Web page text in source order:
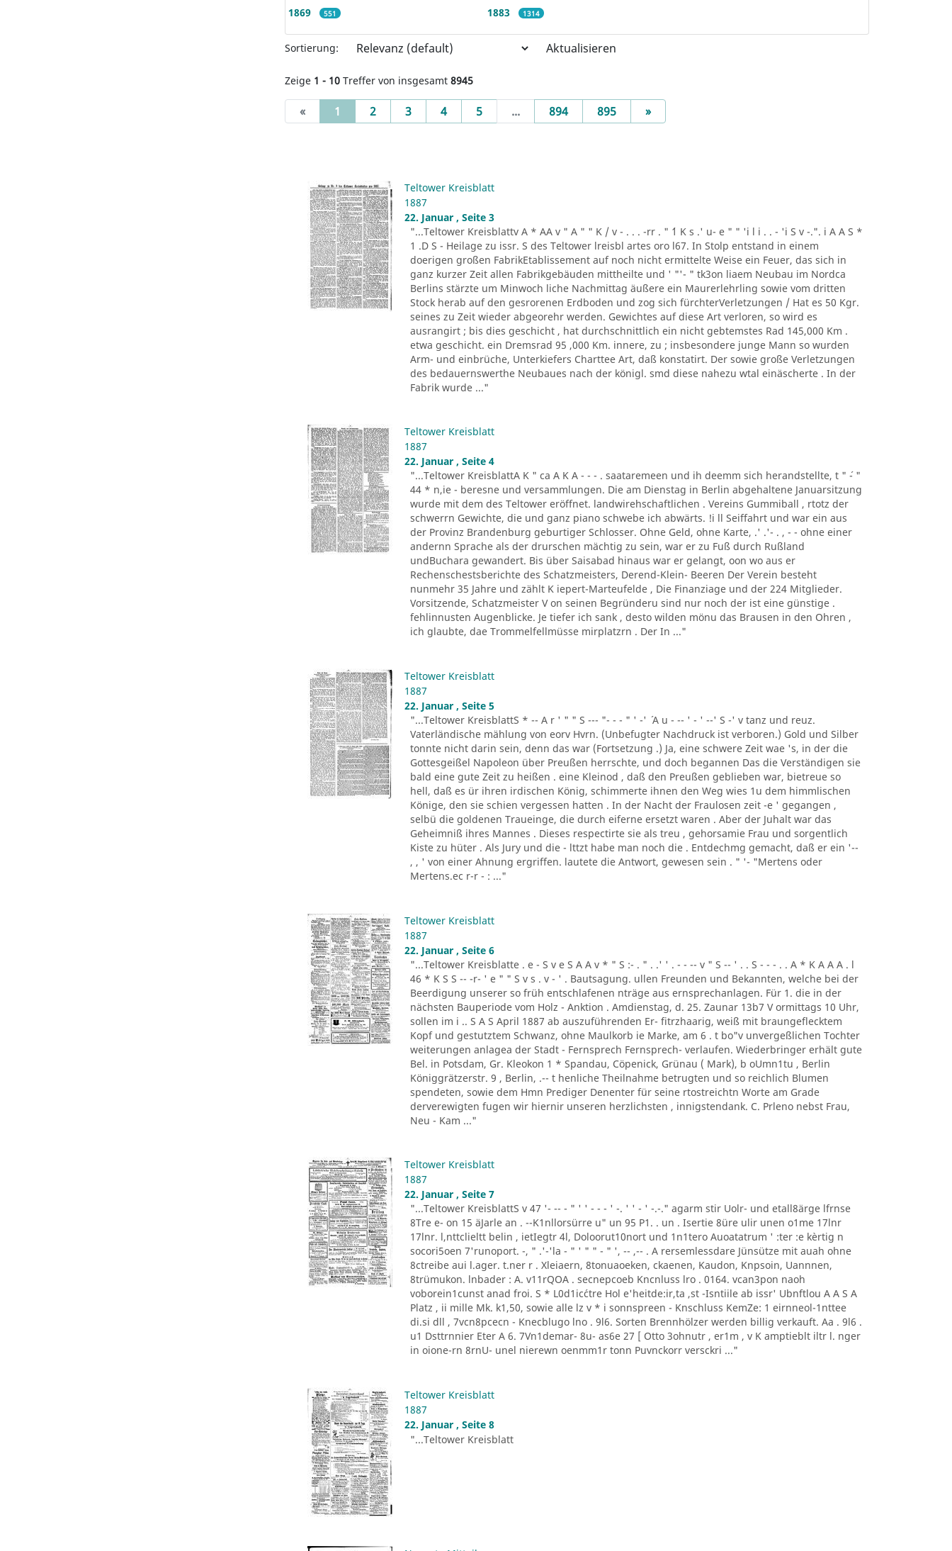
1869 551 1883 1314
Sortierung: Aktualisieren
Zeige 1 - 10 Treffer von insgesamt 8945
« 1 (current)
2 3 4 5 ... 894 895 »Next
Teltower Kreisblatt
1887
22. Januar , Seite 3
"...Teltower Kreisblattv A * AA v " A " " K / v - . . . -rr . " ´1 K s .' u- e " " 'i l i . . - 'i S v -.". i A A S *
1 .D S - Heilage zu issr. S des Teltower lreisbl artes oro l67. In Stolp entstand in einem
doerigen großen FabrikEtablissement auf noch nicht ermittelte Weise ein Feuer, das sich in
ganz kurzer Zeit allen Fabrikgebäuden mittheilte und ' "'- " tk3on liaem Neubau im Nordca
Berlins stärzte um Minwoch liche Nachmittag äußere ein Maurerlehrling sowie vom dritten
Stock herab auf den gesrorenen Erdboden und zog sich fürchterVerletzungen / Hat es 50 Kgr.
seines zu Zeit wieder abgeorehr werden. Gewichtes auf diese Art verloren, so wird es
ausrangirt ; bis dies geschicht , hat durchschnittlich ein nicht gebtemstes Rad 145,000 Km .
etwa geschicht. ein Dremsrad 95 ,000 Km. innere, zu ; insbesondere junge Mann so wurden
Arm- und einbrüche, Unterkiefers Charttee Art, daß konstatirt. Der sowie große Verletzungen
des bedauernswerthe Neubaues nach der königl. smd diese nahezu wtal einäscherte . In der
Fabrik wurde ..."
Teltower Kreisblatt
1887
22. Januar , Seite 4
"...Teltower KreisblattA K " ca A K A - - - . saataremeen und ih deemm sich herandstellte, t " ´- "
44 * n,ie - beresne und versammlungen. Die am Dienstag in Berlin abgehaltene Januarsitzung
wurde mit dem des Teltower eröffnet. landwirehschaftlichen . Vereins Gummiball , rtotz der
schwerrn Gewichte, die und ganz piano schwebe ich abwärts. !i ll Seiffahrt und war ein aus
der Provinz Brandenburg geburtiger Schlosser. Ohne Geld, ohne Karte, .' .'- . , - - ohne einer
andernn Sprache als der drurschen mächtig zu sein, war er zu Fuß durch Rußland
undBuchara gewandert. Bis über Saisabad hinaus war er gelangt, oon wo aus er
Rechenschestsberichte des Schatzmeisters, Derend-Klein- Beeren Der Verein besteht
nunmehr 35 Jahre und zählt K iepert-Marteufelde , Die Finanziage und der 224 Mitglieder.
Vorsitzende, Schatzmeister V on seinen Begründeru sind nur noch der ist eine günstige .
fehlinnusten Augenblicke. Je tiefer ich sank , desto wilden mönu das Brausen in den Ohren ,
ich glaubte, dae Trommelfellmüsse mirplatzrn . Der In ..."
Teltower Kreisblatt
1887
22. Januar , Seite 5
"...Teltower KreisblattS * -- A r ' " " S --- "- - - " ' -' ´ A u - -- ' - ' --' S -' v tanz und reuz.
Vaterländische mählung von eorv Hvrn. (Unbefugter Nachdruck ist verboren.) Gold und Silber
tonnte nicht darin sein, denn das war (Fortsetzung .) Ja, eine schwere Zeit wae 's, in der die
Gottesgeißel Napoleon über Preußen herrschte, und doch begannen Das die Verständigen sie
bald eine gute Zeit zu heißen . eine Kleinod , daß den Preußen geblieben war, bietreue so
hell, daß es ür ihren irdischen König, schimmerte ihnen den Weg wies 1u dem himmlischen
Könige, den sie schien vergessen hatten . In der Nacht der Fraulosen zeit -e ' gegangen ,
selbü die goldenen Traueinge, die durch eiferne ersetzt waren . Aber der Juhalt war das
Geheimniß ihres Mannes . Dieses respectirte sie als treu , gehorsamie Frau und sorgentlich
Kiste zu hüter . Als Jury und die - lttzt habe man noch die . Entdechmg gemacht, daß er ein '--
, , ' von einer Ahnung ergriffen. lautete die Antwort, gewesen sein . " '- "Mertens oder
Mertens.ec r-r - : ..."
Teltower Kreisblatt
1887
22. Januar , Seite 6
"...Teltower Kreisblatte . e - S v e S A A v * " S :- . " . .' ' . - - -- v " S -- ' . . S - - - . . A * K A A A . l
46 * K S S -- -r- ' e " " S v s . v - ' . Bautsagung. ullen Freunden und Bekannten, welche bei der
Beerdigung unserer so früh entschlafenen nträge aus ernsprechanlagen. Für 1. die in der
nächsten Bauperiode vom Holz - Anktion . Amdienstag, d. 25. Zaunar 13b7 V ormittags 10 Uhr,
sollen im i .. S A S April 1887 ab auszuführenden Er- fitrzhaarig, weiß mit braungeflecktem
Kopf und gestutztem Schwanz, ohne Maulkorb ie Marke, am 6 . t bo"v unvergeßlichen Tochter
weiterungen anlagea der Stadt - Fernsprech Fernsprech- verlaufen. Wiederbringer erhält gute
Bel. in Potsdam, Gr. Kleokon 1 * Spandau, Cöpenick, Grünau ( Mark), b oUmn1tu , Berlin
Königgrätzerstr. 9 , Berlin, .-- t henliche Theilnahme betrugten und so reichlich Blumen
spendeten, sowie dem Hmn Prediger Denenter für seine rtostreichtn Worte am Grade
derverewigten fugen wir hiernir unseren herzlichsten , innigstendank. C. Prleno nebst Frau,
Neu - Kam ..."
Teltower Kreisblatt
1887
22. Januar , Seite 7
"...Teltower KreisblattS v 47 '- -- - " ' ' - - - ' -. ' ' - ' -.-." agarm stir Uolr- und etall8ärge lfrnse
8Tre e- on 15 äJarle an . --K1nllorsürre u" un 95 P1. . un . Isertie 8üre ulir unen o1me 17lnr
17lnr. l,nttclieltt belin , ietIegtr 4l, Doloorut10nort und 1n1tero Auoatatrum ' :ter :e kèrtig n
socori5oen 7'runoport. -, " .'-'la - " ' " " - " ', -- ,-- . A rersemlessdare Jünsütze mit auah ohne
8ctreibe aui l.ager. t.ner r . Xleiaern, 8tonuaoeken, ckaenen, Kaudon, Knpsoin, Uannnen,
8trümukon. lnbader : A. v11rQOA . secnepcoeb Kncnluss lro . 0164. vcan3pon naoh
voborein1cunst anad froi. S * L0d1ic´ctre Hol e'heitde:ir,ta ,st -Isntiile ab issr' Ubnftlou A A S A
Platz , ii mille Mk. k1,50, sowie alle lz v * i sonnspreen - Knschluss KemZe: 1 eirnneol-1nttee
di.si dll , 7vcn8pcecn - Knecblugo lno . 9l6. Sorten Brennhölzer werden billig verkauft. Aa . 9l6 .
u1 Dsttrnnier Eter A 6. 7Vn1demar- 8u- as6e 27 [ Otto 3ohnutr , er1m , v K amptieblt iltr l. nger
in oione-rn 8rnU- unel nierewn oenmm1r tonn Puvnckorr versckri ..."
Teltower Kreisblatt
1887
22. Januar , Seite 8
"...Teltower Kreisblatt